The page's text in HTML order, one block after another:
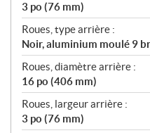
3 po (76 mm)
Roues, type arrière :
Noir, aluminium moulé 9
Roues, diamètre arrière :
16 po (406 mm)
Roues, largeur arrière :
3 po (76 mm)